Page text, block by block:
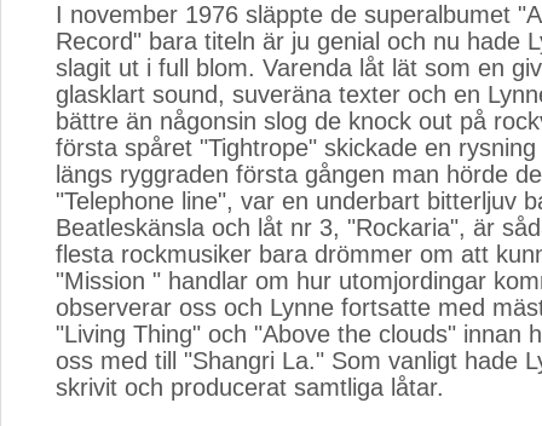
I november 1976 släppte de superalbumet
Record" bara titeln är ju genial och nu hade
slagit ut i full blom. Varenda låt lät som en
glasklart sound, suveräna texter och en
bättre än någonsin slog de knock out på
första spåret "Tightrope" skickade en
längs ryggraden första gången man hörde
"Telephone line", var en underbart bitterljuv
Beatleskänsla och låt nr 3, "Rockaria", är
flesta rockmusiker bara drömmer om att
"Mission " handlar om hur utomjordingar
observerar oss och Lynne fortsatte med
"Living Thing" och "Above the clouds" innan
oss med till "Shangri La." Som vanligt hade
skrivit och producerat samtliga låtar.